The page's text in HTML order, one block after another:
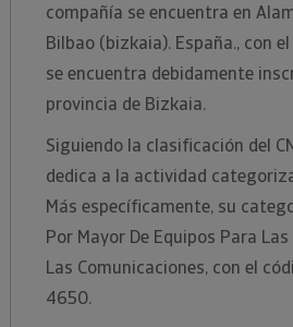
compañía se encuentra en
Bilbao (bizkaia). España., con
se encuentra debidamente
provincia de Bizkaia.
Siguiendo la clasificación del
dedica a la actividad
Más específicamente, su
Por Mayor De Equipos Para
Las Comunicaciones, con el
4650.